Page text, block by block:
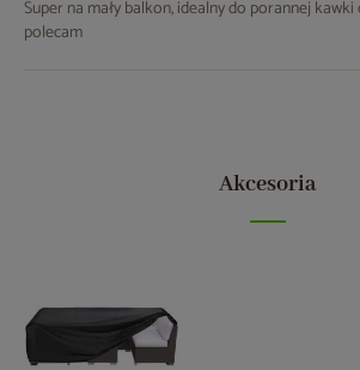
Super na mały balkon, idealny do porannej
polecam
Akcesoria